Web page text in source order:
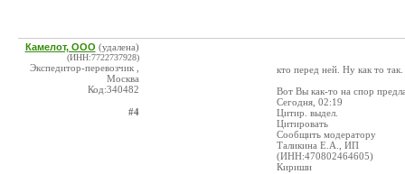
Камелот, ООО (удалена)
(ИНН:7722737928)
Экспедитор-перевозчик ,
Москва
Код:340482
#4
кто перед ней. Ну как то так.
Вот Вы как-то на спор
Сегодня, 02:19
Цитир. выдел.
Цитировать
Сообщить модератору
Таликина Е.А., ИП
(ИНН:470802464605)
Кириши